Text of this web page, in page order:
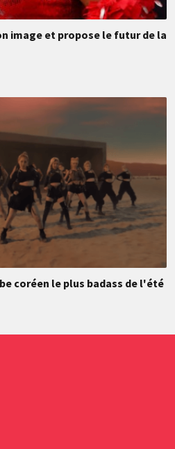
image et propose le futur de la
coréen le plus badass de l'été